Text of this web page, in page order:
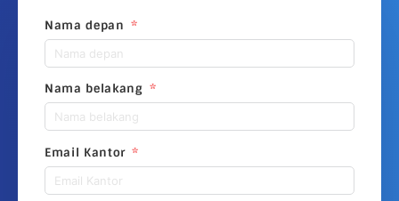
Nama depan
Nama belakang
Email Kantor